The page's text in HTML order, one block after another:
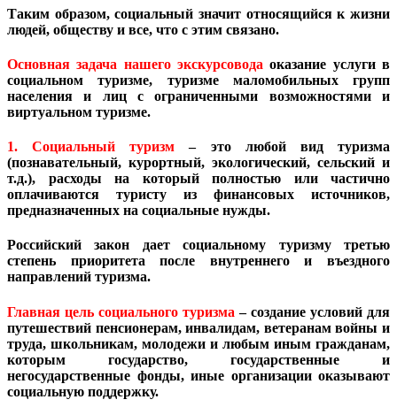
Таким образом, социальный значит относящийся к жизни
людей, обществу и все, что с этим связано.
Основная задача нашего экскурсовода оказание услуги в
социальном туризме, туризме маломобильных групп
населения и лиц с ограниченными возможностями и
виртуальном туризме.
1. Социальный туризм – это любой вид туризма
(познавательный, курортный, экологический, сельский и
т.д.), расходы на который полностью или частично
оплачиваются туристу из финансовых источников,
предназначенных на социальные нужды.
Российский закон дает социальному туризму третью
степень приоритета после внутреннего и въездного
направлений туризма.
Главная цель социального туризма – создание условий для
путешествий пенсионерам, инвалидам, ветеранам войны и
труда, школьникам, молодежи и любым иным гражданам,
которым государство, государственные и
негосударственные фонды, иные организации оказывают
социальную поддержку.